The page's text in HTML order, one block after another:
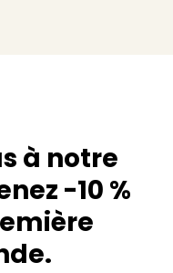
à notre
-10 %